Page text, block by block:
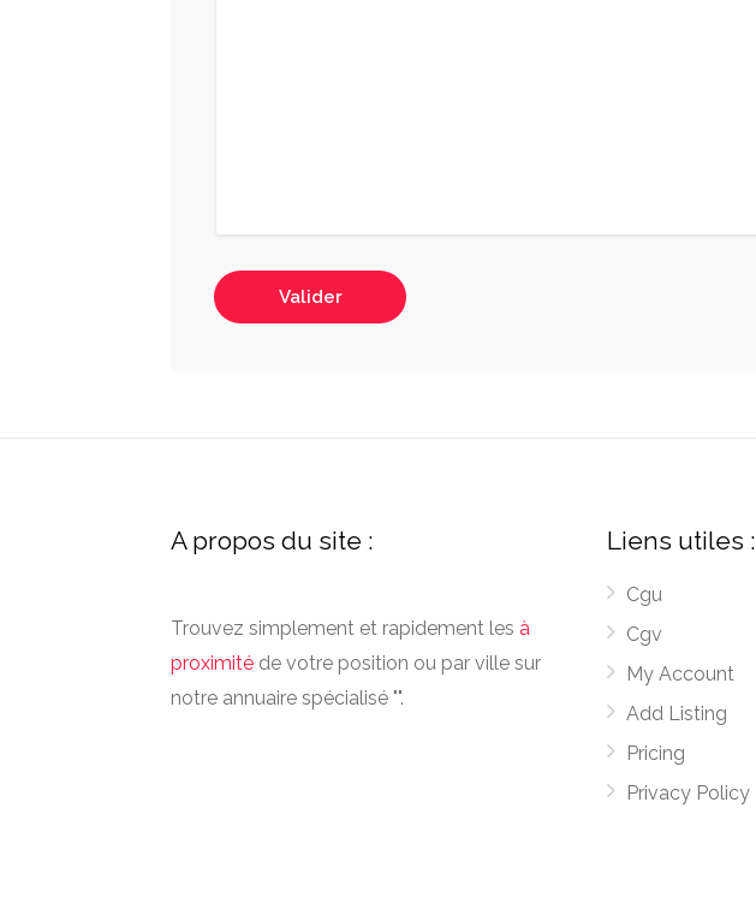
Valider
A propos du site :
Trouvez simplement et rapidement les à
proximité de votre position ou par ville sur
notre annuaire spécialisé "".
Liens utiles :
Cgu
Cgv
My Account
Add Listing
Pricing
Privacy Policy